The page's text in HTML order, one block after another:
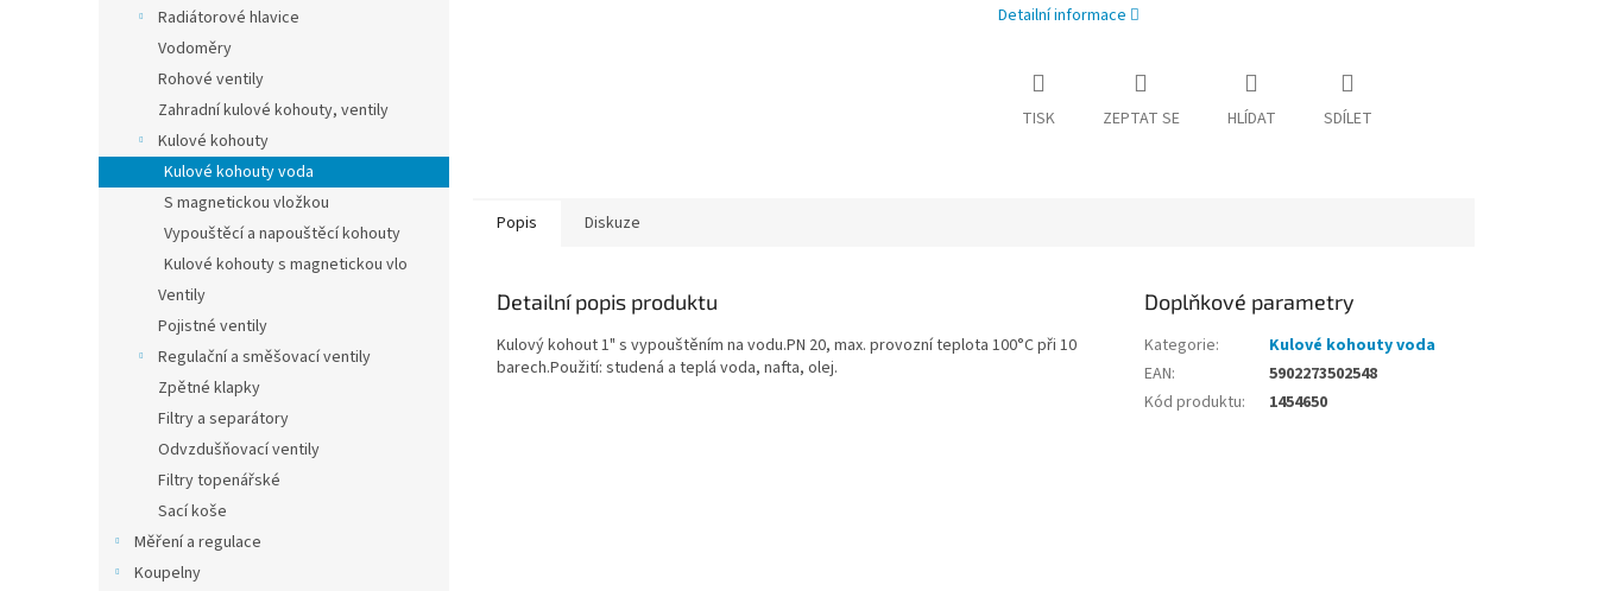
Radiátorové hlavice
Vodoměry
Rohové ventily
Zahradní kulové kohouty, ventily
Kulové kohouty
Kulové kohouty voda
S magnetickou vložkou
Vypouštěcí a napouštěcí kohouty
Kulové kohouty s magnetickou vlo
Ventily
Pojistné ventily
Regulační a směšovací ventily
Zpětné klapky
Filtry a separátory
Odvzdušňovací ventily
Filtry topenářské
Sací koše
Měření a regulace
Koupelny
Detailní informace
TISK ZEPTAT SE HLÍDAT SDÍLET
Popis Diskuze
Detailní popis produktu
Kulový kohout 1" s vypouštěním na vodu.PN 20, max. provozní teplota 100°C při 10
barech.Použití: studená a teplá voda, nafta, olej.
Doplňkové parametry
Kategorie:
Kulové kohouty voda
EAN:
5902273502548
Kód produktu: 1454650